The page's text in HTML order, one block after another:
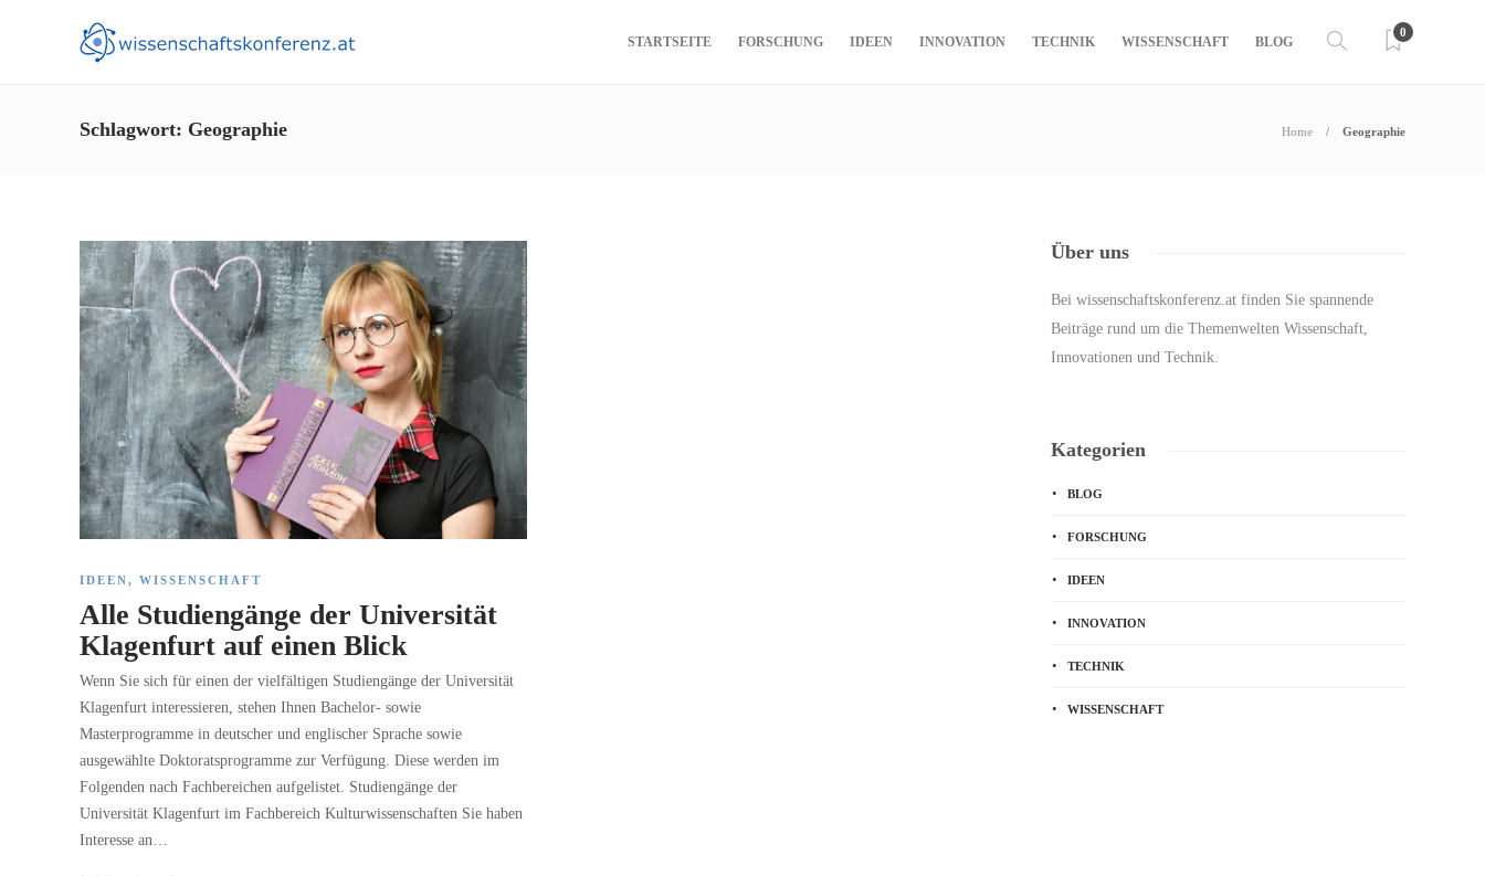
STARTSEITE FORSCHUNG IDEEN INNOVATION TECHNIK WISSENSCHAFT BLOG
0
Schlagwort: Geographie Home Geographie
IDEEN, WISSENSCHAFT
Alle Studiengänge der Universität
Klagenfurt auf einen Blick
Wenn Sie sich für einen der vielfältigen Studiengänge der Universität
Klagenfurt interessieren, stehen Ihnen Bachelor- sowie
Masterprogramme in deutscher und englischer Sprache sowie
ausgewählte Doktoratsprogramme zur Verfügung. Diese werden im
Folgenden nach Fachbereichen aufgelistet. Studiengänge der
Universität Klagenfurt im Fachbereich Kulturwissenschaften Sie haben
Interesse an…
Über uns
Bei wissenschaftskonferenz.at finden Sie spannende
Beiträge rund um die Themenwelten Wissenschaft,
Innovationen und Technik.
Kategorien
BLOG
FORSCHUNG
IDEEN
INNOVATION
TECHNIK
WISSENSCHAFT